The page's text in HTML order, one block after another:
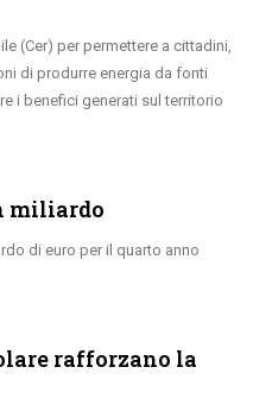
(Cer) per permettere a cittadini,
di produrre energia da fonti
i benefici generati sul territorio
miliardo
di euro per il quarto anno
rafforzano la